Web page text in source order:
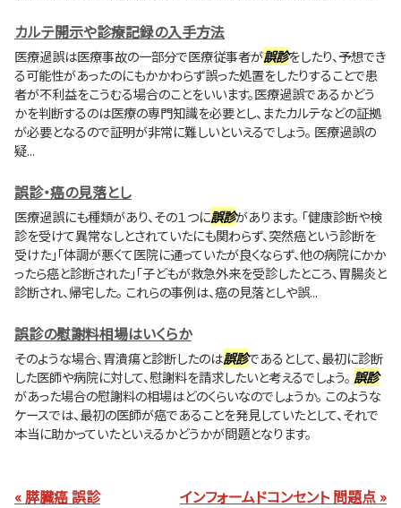
カルテ開示や診療記録の入手方法
医療過誤は医療事故の一部分で医療従事者が誤診をしたり、予想でき
る可能性があったのにもかかわらず誤った処置をしたりすることで患
者が不利益をこうむる場合のことをいいます。医療過誤であるかどう
かを判断するのは医療の専門知識を必要とし、またカルテなどの証拠
が必要となるので証明が非常に難しいといえるでしょう。 医療過誤の
疑...
誤診・癌の見落とし
医療過誤にも種類があり、その１つに誤診があります。 「健康診断や検
診を受けて異常なしとされていたにも関わらず、突然癌という診断を
受けた」「体調が悪くて医院に通っていたが良くならず、他の病院にかか
ったら癌と診断された」「子どもが救急外来を受診したところ、胃腸炎と
診断され、帰宅した。 これらの事例は、癌の見落としや誤...
誤診の慰謝料相場はいくらか
そのような場合、胃潰瘍と診断したのは誤診であるとして、最初に診断
した医師や病院に対して、慰謝料を請求したいと考えるでしょう。 誤診
があった場合の慰謝料の相場はどのくらいなのでしょうか。 このような
ケースでは、最初の医師が癌であることを発見していたとして、それで
本当に助かっていたといえるかどうかが問題となります。
« 膵臓癌 誤診 インフォームドコンセント 問題点 »